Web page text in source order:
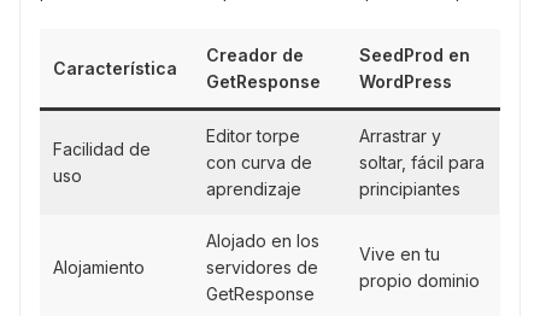
Característica
Creador de
GetResponse
SeedProd en
WordPress
Facilidad de
uso
Editor torpe
con curva de
aprendizaje
Arrastrar y
soltar, fácil para
principiantes
Alojamiento
Alojado en los
servidores de
GetResponse
Vive en tu
propio dominio